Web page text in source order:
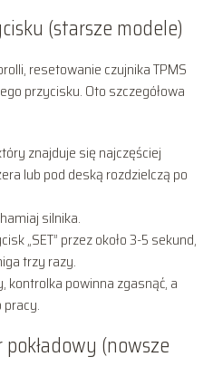
(starsze modele)
resetowanie czujnika TPMS
przycisku. Oto szczegółowa
znajduje się najczęściej
lub pod deską rozdzielczą po
silnika.
„SET” przez około 3-5 sekund,
trzy razy.
kontrolka powinna zgasnąć, a
(nowsze